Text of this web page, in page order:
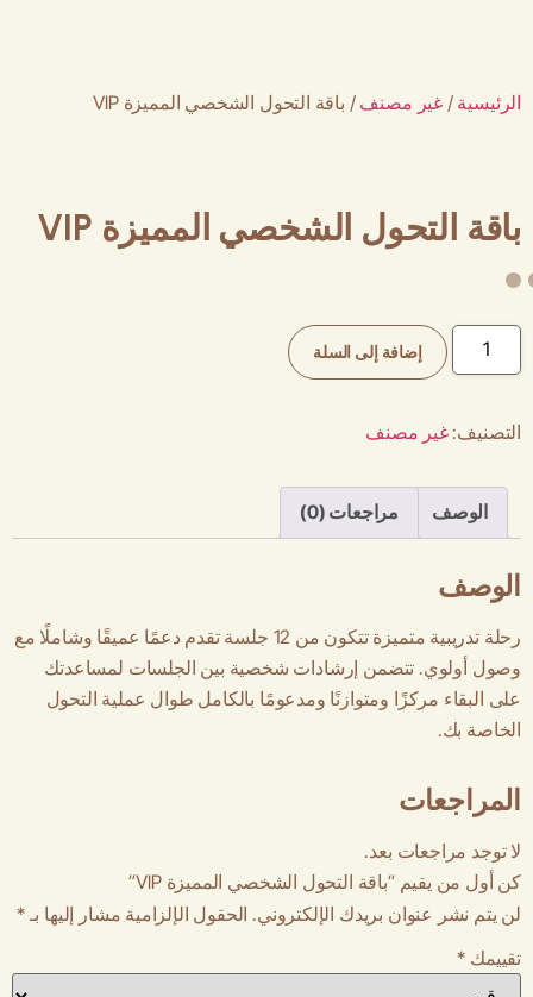
الرئيسية /غير مصنف / باقة التحول الشخصي المميزة VIP
باقة التحول الشخصي المميزة VIP
إضافة إلى السلة
التصنيف:غير مصنف
الوصف مراجعات (0)
الوصف
رحلة تدريبية متميزة تتكون من 12 جلسة تقدم دعمًا عميقًا وشاملًا مع
وصول أولوي. تتضمن إرشادات شخصية بين الجلسات لمساعدتك
على البقاء مركزًا ومتوازنًا ومدعومًا بالكامل طوال عملية التحول
الخاصة بك.
المراجعات
لا توجد مراجعات بعد.
كن أول من يقيم “باقة التحول الشخصي المميزة VIP”
لن يتم نشر عنوان بريدك الإلكتروني. الحقول الإلزامية مشار إليها بـ*
تقييمك *